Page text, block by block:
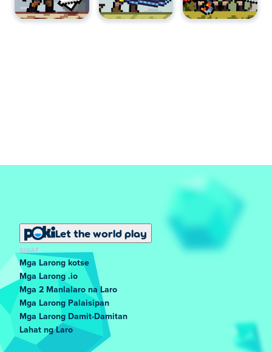
Let the world play
SIKAT
Mga Larong kotse
Mga Larong .io
Mga 2 Manlalaro na Laro
Mga Larong Palaisipan
Mga Larong Damit-Damitan
Lahat ng Laro